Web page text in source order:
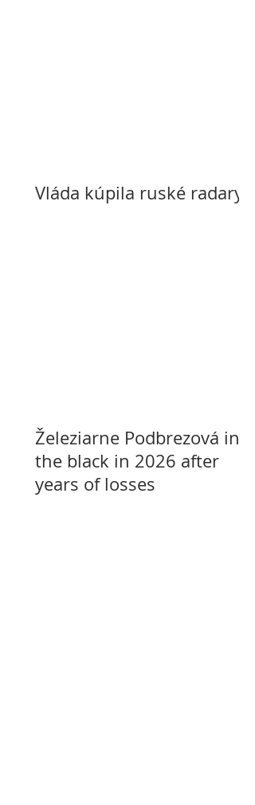
Vláda kúpila ruské radary
Železiarne Podbrezová in
the black in 2026 after
years of losses